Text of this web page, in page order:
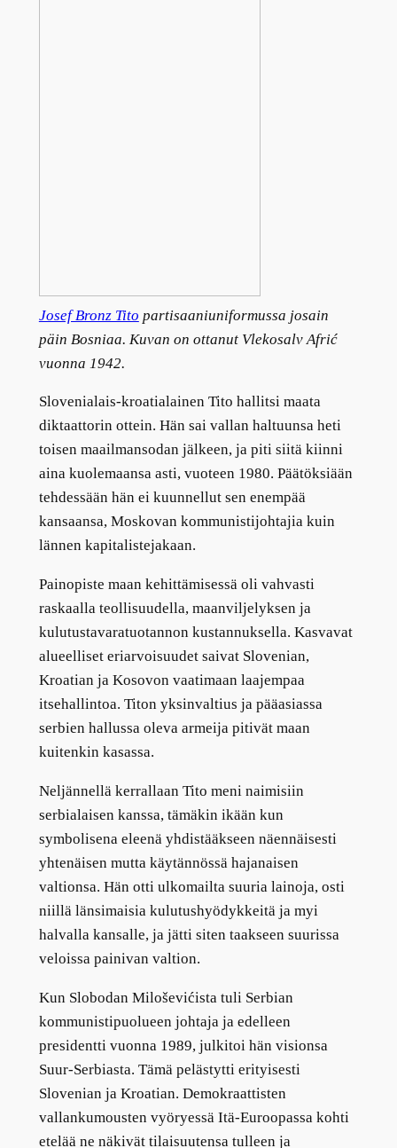
Josef Bronz Tito partisaaniuniformussa josain
päin Bosniaa. Kuvan on ottanut Vlekosalv Afrić
vuonna 1942.
Slovenialais-kroatialainen Tito hallitsi maata
diktaattorin ottein. Hän sai vallan haltuunsa heti
toisen maailmansodan jälkeen, ja piti siitä kiinni
aina kuolemaansa asti, vuoteen 1980. Päätöksiään
tehdessään hän ei kuunnellut sen enempää
kansaansa, Moskovan kommunistijohtajia kuin
lännen kapitalistejakaan.
Painopiste maan kehittämisessä oli vahvasti
raskaalla teollisuudella, maanviljelyksen ja
kulutustavaratuotannon kustannuksella. Kasvavat
alueelliset eriarvoisuudet saivat Slovenian,
Kroatian ja Kosovon vaatimaan laajempaa
itsehallintoa. Titon yksinvaltius ja pääasiassa
serbien hallussa oleva armeija pitivät maan
kuitenkin kasassa.
Neljännellä kerrallaan Tito meni naimisiin
serbialaisen kanssa, tämäkin ikään kun
symbolisena eleenä yhdistääkseen näennäisesti
yhtenäisen mutta käytännössä hajanaisen
valtionsa. Hän otti ulkomailta suuria lainoja, osti
niillä länsimaisia kulutushyödykkeitä ja myi
halvalla kansalle, ja jätti siten taakseen suurissa
veloissa painivan valtion.
Kun Slobodan Miloševićista tuli Serbian
kommunistipuolueen johtaja ja edelleen
presidentti vuonna 1989, julkitoi hän visionsa
Suur-Serbiasta. Tämä pelästytti erityisesti
Slovenian ja Kroatian. Demokraattisten
vallankumousten vyöryessä Itä-Euroopassa kohti
etelää ne näkivät tilaisuutensa tulleen ja